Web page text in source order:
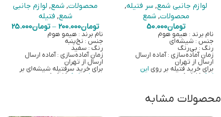
لوازم جانبی شمع, سر فتیله,
محصولات, شمع
تومان50.000
نام برند : هیمو هوم
جنس : شیشه‌ای
رنگ : بی‌رنگ
زمان آماده‌سازی : آماده ارسال
ارسال از تهران
برای خرید فتیله بر روی این
لینک کلیک کنید.
محصولات, شمع, لوازم جانبی
شمع, فتیله
تومان200.000
– تومان25.000
نام برند : هیمو هوم
جنس : نخ‌پنبه‌
رنگ : سفید
زمان آماده‌سازی : آماده ارسال
ارسال از تهران
برای خرید سرفتیله شیشه‌ای بر
این لینک کلیک کنید.
محصولات مشابه